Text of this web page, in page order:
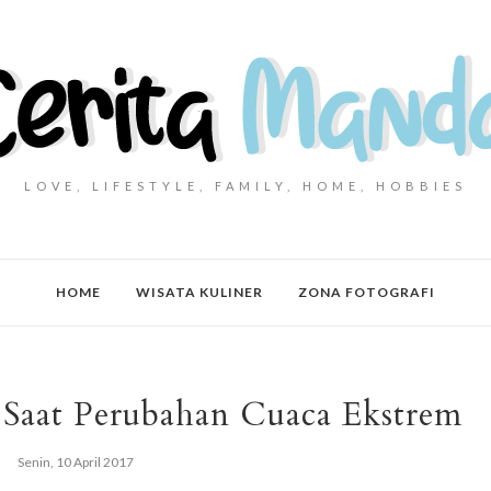
LOVE, LIFESTYLE, FAMILY, HOME, HOBBIES
HOME WISATA KULINER ZONA FOTOGRAFI
Perubahan Cuaca Ekstrem
Senin, 10 April 2017